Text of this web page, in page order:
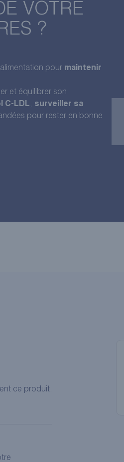
VOTRE
?
pour maintenir
et équilibrer son
C-LDL, surveiller sa
pour rester en bonne
ce produit.